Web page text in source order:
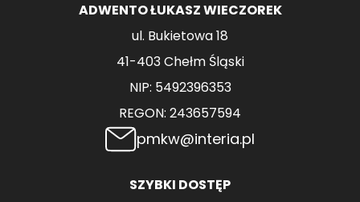
ADWENTO ŁUKASZ WIECZOREK
ul. Bukietowa 18
41-403 Chełm Śląski
NIP: 5492396353
REGON: 243657594
pmkw@interia.pl
SZYBKI DOSTĘP